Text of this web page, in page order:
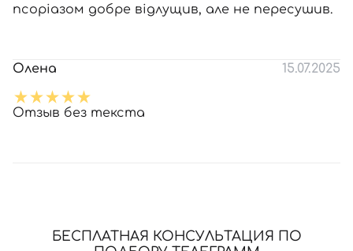
псоріазом добре відлущив, але не пересушив.
Олена 15.07.2025
Отзыв без текста
БЕСПЛАТНАЯ КОНСУЛЬТАЦИЯ ПО